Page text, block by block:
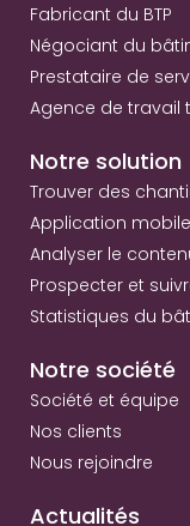
Fabricant du BTP
Négociant du
Prestataire de
Agence de travail
Notre solution
Trouver des
Application mobile
Analyser le
Prospecter et
Statistiques du
Notre société
Société et équipe
Nos clients
Nous rejoindre
Actualités